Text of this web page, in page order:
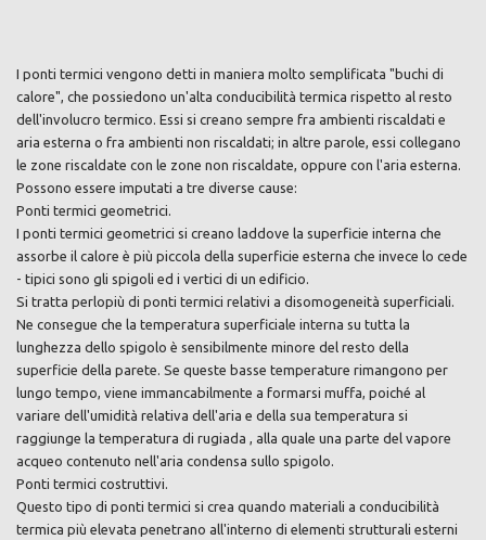
I ponti termici vengono detti in maniera molto semplificata "buchi di
calore", che possiedono un'alta conducibilità termica rispetto al resto
dell'involucro termico. Essi si creano sempre fra ambienti riscaldati e
aria esterna o fra ambienti non riscaldati; in altre parole, essi collegano
le zone riscaldate con le zone non riscaldate, oppure con l'aria esterna.
Possono essere imputati a tre diverse cause:
Ponti termici geometrici.
I ponti termici geometrici si creano laddove la superficie interna che
assorbe il calore è più piccola della superficie esterna che invece lo cede
- tipici sono gli spigoli ed i vertici di un edificio.
Si tratta perlopiù di ponti termici relativi a disomogeneità superficiali.
Ne consegue che la temperatura superficiale interna su tutta la
lunghezza dello spigolo è sensibilmente minore del resto della
superficie della parete. Se queste basse temperature rimangono per
lungo tempo, viene immancabilmente a formarsi muffa, poiché al
variare dell'umidità relativa dell'aria e della sua temperatura si
raggiunge la temperatura di rugiada , alla quale una parte del vapore
acqueo contenuto nell'aria condensa sullo spigolo.
Ponti termici costruttivi.
Questo tipo di ponti termici si crea quando materiali a conducibilità
termica più elevata penetrano all'interno di elementi strutturali esterni